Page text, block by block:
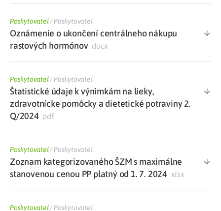
Poskytovateľ/Poskytovateľ
Oznámenie o ukončení centrálneho nákupu
rastových hormónovdocx
Poskytovateľ/Poskytovateľ
Štatistické údaje k výnimkám na lieky,
zdravotnícke pomôcky a dietetické potraviny 2.
Q/2024pdf
Poskytovateľ/Poskytovateľ
Zoznam kategorizovaného ŠZM s maximálne
stanovenou cenou PP platný od 1. 7. 2024 xlsx
Poskytovateľ/Poskytovateľ